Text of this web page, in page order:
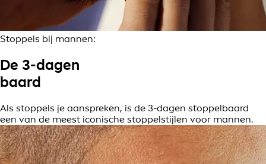
Stoppels bij mannen:
De 3-dagen
baard
Als stoppels je aanspreken, is de 3-dagen stoppelbaard
een van de meest iconische stoppelstijlen voor mannen.